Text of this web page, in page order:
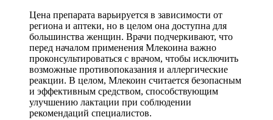
Цена препарата варьируется в зависимости от
региона и аптеки, но в целом она доступна для
большинства женщин. Врачи подчеркивают, что
перед началом применения Млекоина важно
проконсультироваться с врачом, чтобы исключить
возможные противопоказания и аллергические
реакции. В целом, Млекоин считается безопасным
и эффективным средством, способствующим
улучшению лактации при соблюдении
рекомендаций специалистов.